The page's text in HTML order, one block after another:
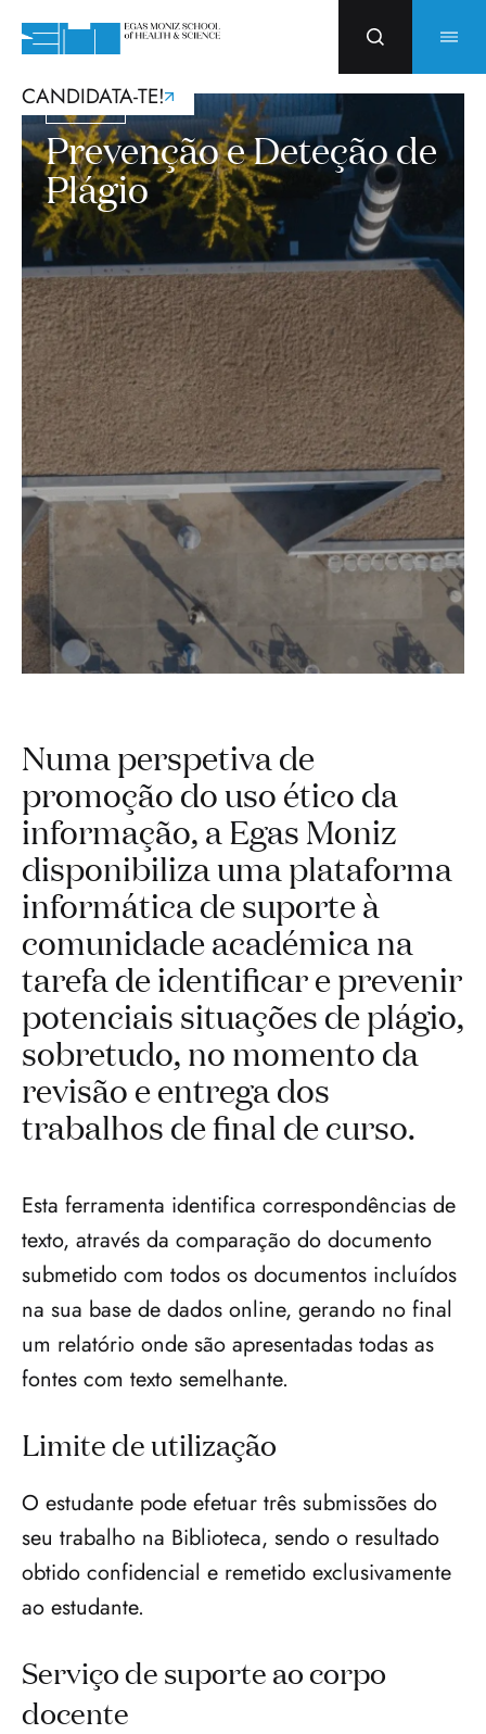
CANDIDATA-TE!
Biblioteca
Prevenção e Deteção de
Plágio
Numa perspetiva de
promoção do uso ético da
informação, a Egas Moniz
disponibiliza uma plataforma
informática de suporte à
comunidade académica na
tarefa de identificar e prevenir
potenciais situações de plágio,
sobretudo, no momento da
revisão e entrega dos
trabalhos de final de curso.
Esta ferramenta identifica correspondências de
texto, através da comparação do documento
submetido com todos os documentos incluídos
na sua base de dados online, gerando no final
um relatório onde são apresentadas todas as
fontes com texto semelhante.
Limite de utilização
O estudante pode efetuar três submissões do
seu trabalho na Biblioteca, sendo o resultado
obtido confidencial e remetido exclusivamente
ao estudante.
Serviço de suporte ao corpo
docente